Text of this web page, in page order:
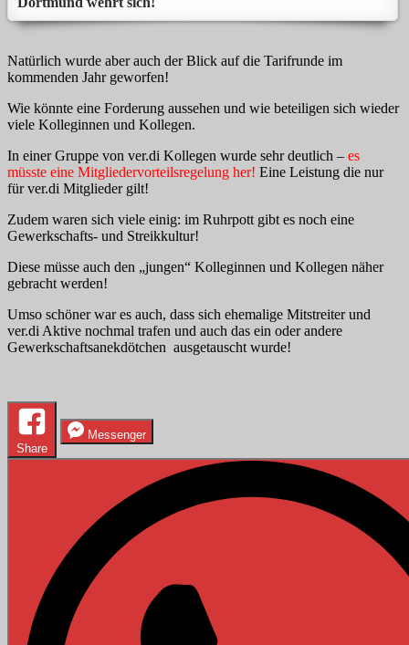
Natürlich wurde aber auch der Blick auf die Tarifrunde im
kommenden Jahr geworfen!
Wie könnte eine Forderung aussehen und wie beteiligen sich wieder
viele Kolleginnen und Kollegen.
In einer Gruppe von ver.di Kollegen wurde sehr deutlich – es
müsste eine Mitgliedervorteilsregelung her! Eine Leistung die nur
für ver.di Mitglieder gilt!
Zudem waren sich viele einig: im Ruhrpott gibt es noch eine
Gewerkschafts- und Streikkultur!
Diese müsse auch den „jungen“ Kolleginnen und Kollegen näher
gebracht werden!
Umso schöner war es auch, dass sich ehemalige Mitstreiter und
ver.di Aktive nochmal trafen und auch das ein oder andere
Gewerkschaftsanekdötchen ausgetauscht wurde!
Share
Messenger